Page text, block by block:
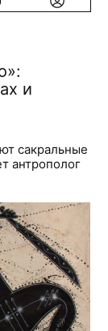
и
сакральные
антрополог